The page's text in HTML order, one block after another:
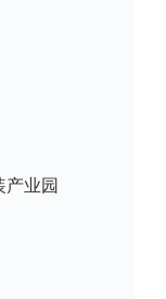
产业园